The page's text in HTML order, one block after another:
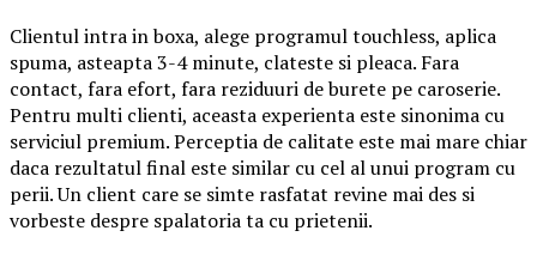
Clientul intra in boxa, alege programul touchless, aplica
spuma, asteapta 3-4 minute, clateste si pleaca. Fara
contact, fara efort, fara reziduuri de burete pe caroserie.
Pentru multi clienti, aceasta experienta este sinonima cu
serviciul premium. Perceptia de calitate este mai mare chiar
daca rezultatul final este similar cu cel al unui program cu
perii. Un client care se simte rasfatat revine mai des si
vorbeste despre spalatoria ta cu prietenii.